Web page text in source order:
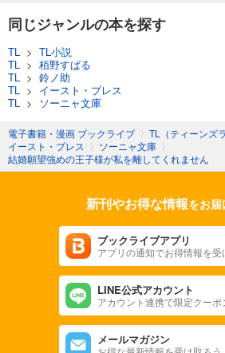
同じジャンルの本を探す
TL > TL小説
TL > 栢野すばる
TL > 鈴ノ助
TL > イースト・プレス
TL > ソーニャ文庫
電子書籍・漫画 ブックライブ 〉 TL（ティーンズ
イースト・プレス 〉 ソーニャ文庫 〉
結婚願望強めの王子様が私を離してくれません
新刊やお得な情報をお届
ブックライブアプリ
アプリの通知でお得情報を受
LINE公式アカウント
アカウント連携で限定クーポ
メールマガジン